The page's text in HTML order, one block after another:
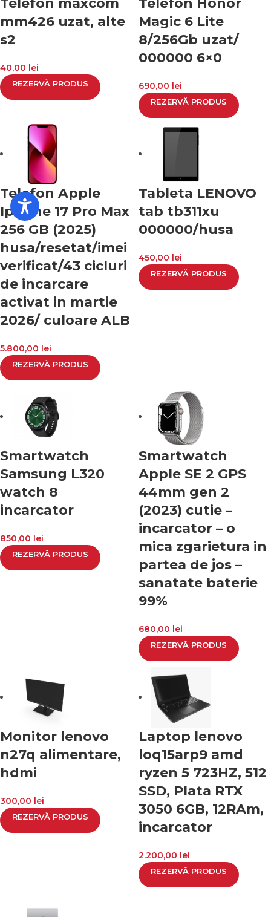
Telefon maxcom
mm426 uzat, alte
s2
40,00 lei
REZERVĂ PRODUS
Telefon Honor
Magic 6 Lite
8/256Gb uzat/
000000 6×0
690,00 lei
REZERVĂ PRODUS
Telefon Apple
Iphone 17 Pro Max
256 GB (2025)
husa/resetat/imei
verificat/43 cicluri
de incarcare
activat in martie
2026/ culoare ALB
5.800,00 lei
REZERVĂ PRODUS
Tableta LENOVO
tab tb311xu
000000/husa
450,00 lei
REZERVĂ PRODUS
Smartwatch
Samsung L320
watch 8
incarcator
850,00 lei
REZERVĂ PRODUS
Smartwatch
Apple SE 2 GPS
44mm gen 2
(2023) cutie –
incarcator – o
mica zgarietura in
partea de jos –
sanatate baterie
99%
680,00 lei
REZERVĂ PRODUS
Monitor lenovo
n27q alimentare,
hdmi
300,00 lei
REZERVĂ PRODUS
Laptop lenovo
loq15arp9 amd
ryzen 5 723HZ, 512
SSD, Plata RTX
3050 6GB, 12RAm,
incarcator
2.200,00 lei
REZERVĂ PRODUS